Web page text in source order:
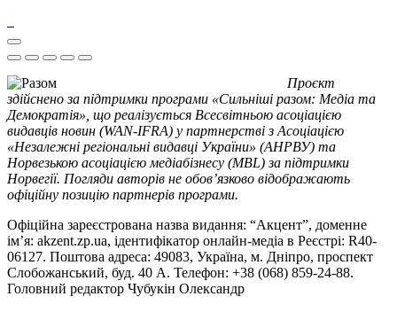
Проєкт
здійснено за підтримки програми «Сильніші разом: Медіа та
Демократія», що реалізується Всесвітньою асоціацією
видавців новин (WAN-IFRA) у партнерстві з Асоціацією
«Незалежні регіональні видавці України» (АНРВУ) та
Норвезькою асоціацією медіабізнесу (MBL) за підтримки
Норвегії. Погляди авторів не обов’язково відображають
офіційну позицію партнерів програми.
Офіційна зареєстрована назва видання: “Акцент”, доменне
ім’я: akzent.zp.ua, ідентифікатор онлайн-медіа в Реєстрі: R40-
06127. Поштова адреса: 49083, Україна, м. Дніпро, проспект
Слобожанський, буд. 40 А. Телефон: +38 (068) 859-24-88.
Головний редактор Чубукін Олександр